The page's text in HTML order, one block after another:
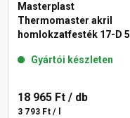
Masterplast
Thermomaster akril
homlokzatfesték 17-D 5 l
Gyártói készleten
18 965 Ft / db
3 793 Ft / l